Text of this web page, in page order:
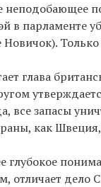
неподобающее
в парламенте
глава
все запасы
как
отличает дело